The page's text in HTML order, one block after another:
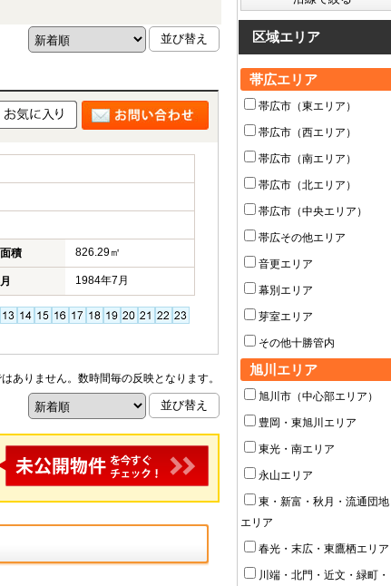
積 826.29㎡
1984年7月
ありません。数時間毎の反映となります。
区域エリア
帯広エリア
帯広市（東エリア）
帯広市（西エリア）
帯広市（南エリア）
帯広市（北エリア）
帯広市（中央エリア）
帯広その他エリア
音更エリア
幕別エリア
芽室エリア
その他十勝管内
旭川エリア
旭川市（中心部エリア）
豊岡・東旭川エリア
東光・南エリア
永山エリア
東・新富・秋月・流通団地
エリア
春光・末広・東鷹栖エリア
川端・北門・近文・緑町・